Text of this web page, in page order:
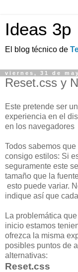
Ideas 3p
El blog técnico de
viernes, 31 de
Reset.css y
Este pretende ser
experiencia en el
en los navegadores
Todos sabemos
consigo estilos: Si
seguramente este
tamaño que la
esto puede variar.
indique así que
La problemática
inicio estamos
ofrezca la misma
posibles puntos de
alternativas:
Reset.css